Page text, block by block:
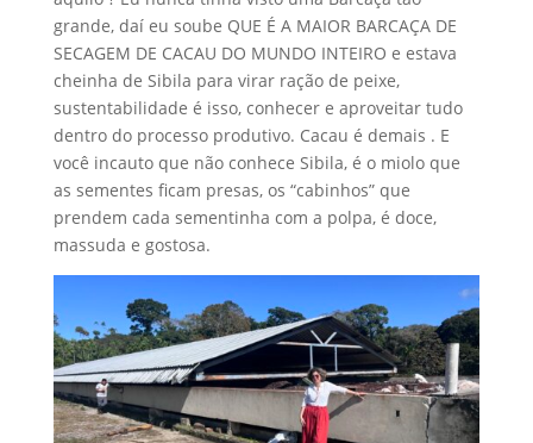
grande, daí eu soube QUE É A MAIOR BARCAÇA DE
SECAGEM DE CACAU DO MUNDO INTEIRO e estava
cheinha de Sibila para virar ração de peixe,
sustentabilidade é isso, conhecer e aproveitar tudo
dentro do processo produtivo. Cacau é demais . E
você incauto que não conhece Sibila, é o miolo que
as sementes ficam presas, os “cabinhos” que
prendem cada sementinha com a polpa, é doce,
massuda e gostosa.